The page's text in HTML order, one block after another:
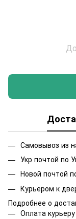
Самовывоз из
Укр почтой по
Новой почтой
Курьером к
Подробнее о
Оплата